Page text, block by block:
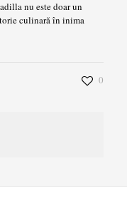
nu este doar un
culinară în inima
0